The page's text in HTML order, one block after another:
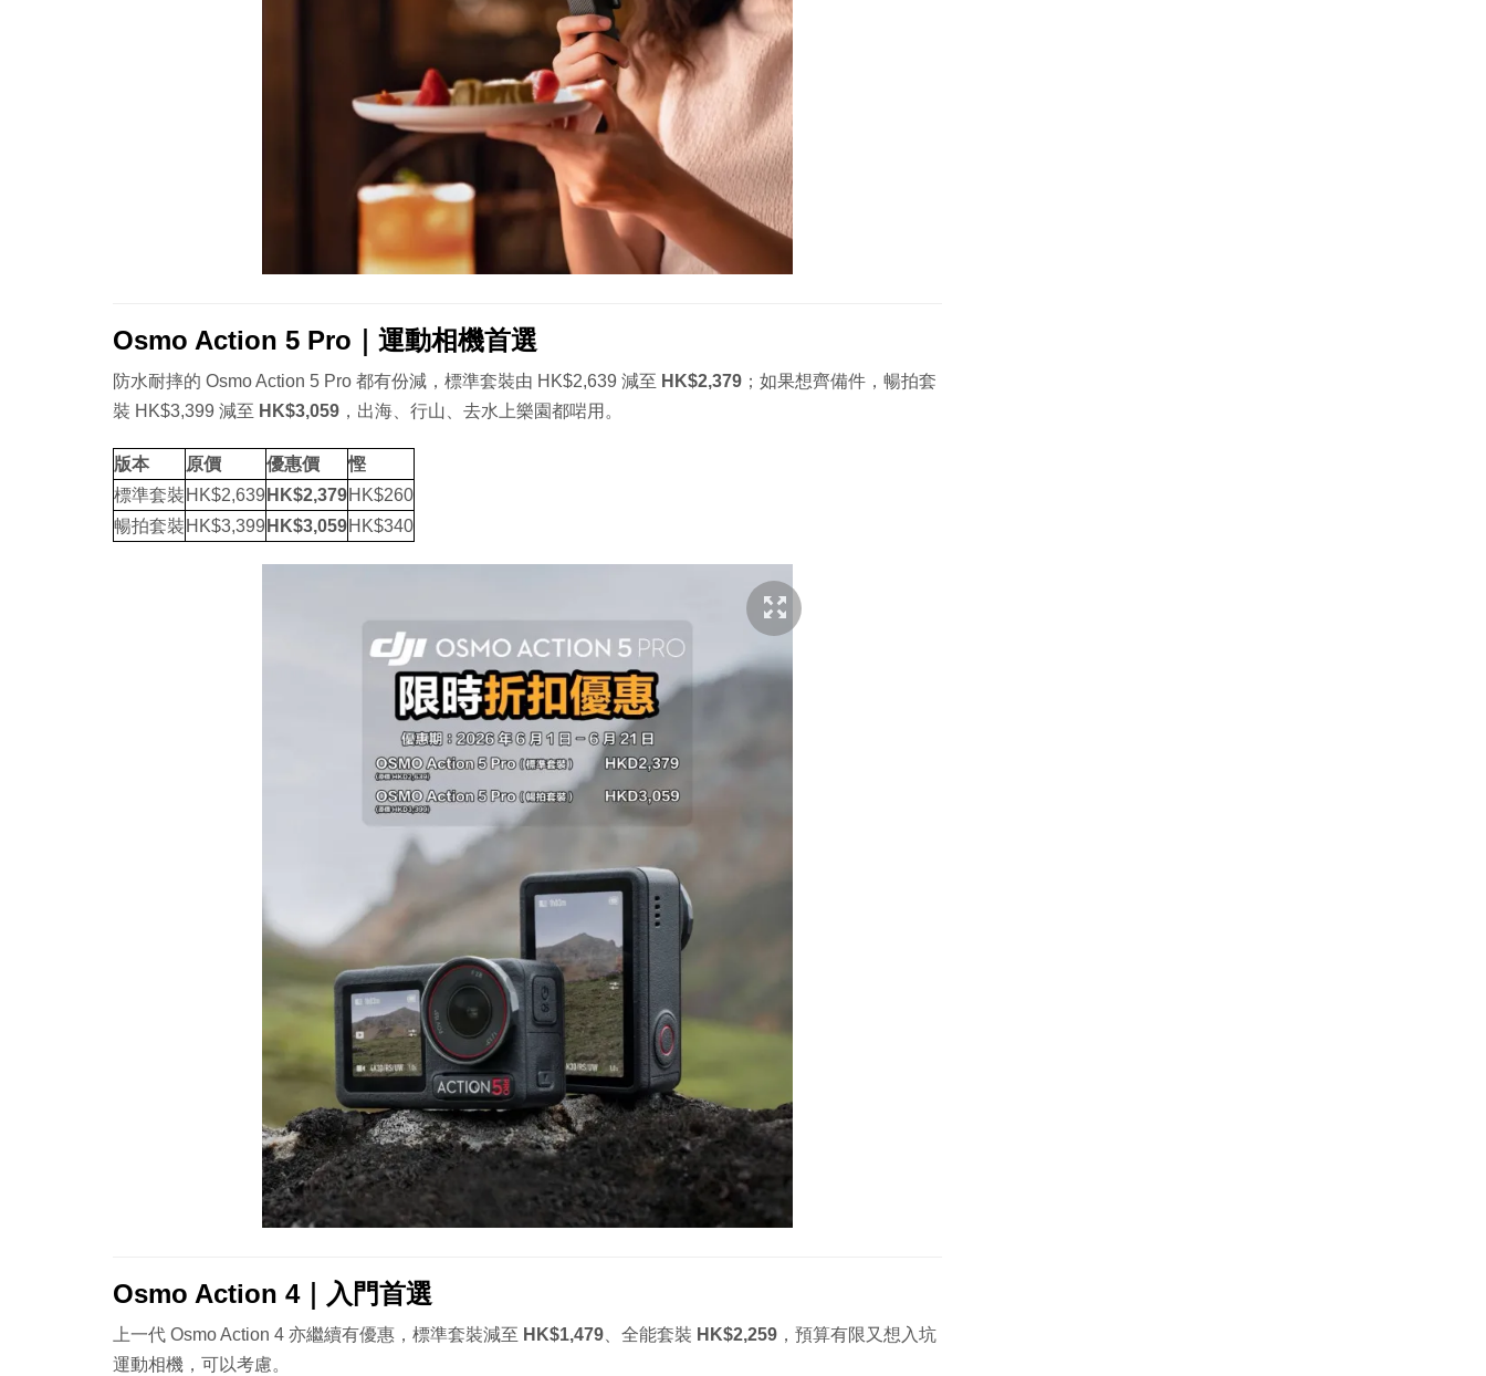
Osmo Action 5 Pro｜運動相機首選
防水耐摔的 Osmo Action 5 Pro 都有份減，標準套裝由 HK$2,639 減至 HK$2,379 ；如果想齊備件，暢拍套
裝 HK$3,399 減至 HK$3,059 ，出海、行山、去水上樂園都啱用。
版本 原價 優惠價
慳
標準套裝 HK$2,639 HK$2,379HK$260
暢拍套裝 HK$3,399 HK$3,059HK$340
Osmo Action 4｜入門首選
上一代 Osmo Action 4 亦繼續有優惠，標準套裝減至 HK$1,479 、全能套裝 HK$2,259 ，預算有限又想入坑
運動相機，可以考慮。